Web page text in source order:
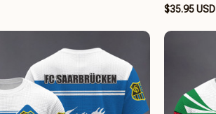
$35.95 USD